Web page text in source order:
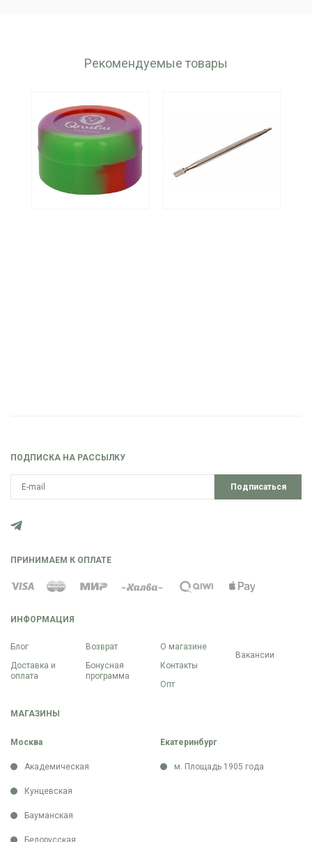
Рекомендуемые товары
ИНФОРМАЦИЯ
Блог
Доставка и
оплата
Возврат
Бонусная
программа
О магазине
Контакты
Опт
Вакансии
МАГАЗИНЫ
Москва
Академическая
Кунцевская
Бауманская
Белорусская
Екатеринбург
м. Площадь 1905 года
ПОДПИСКА НА РАССЫЛКУ
Подписаться
ПРИНИМАЕМ К ОПЛАТЕ